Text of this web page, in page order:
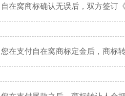
自在窝商标确认无误后，双方签订
您在支付自在窝商标定金后，商标